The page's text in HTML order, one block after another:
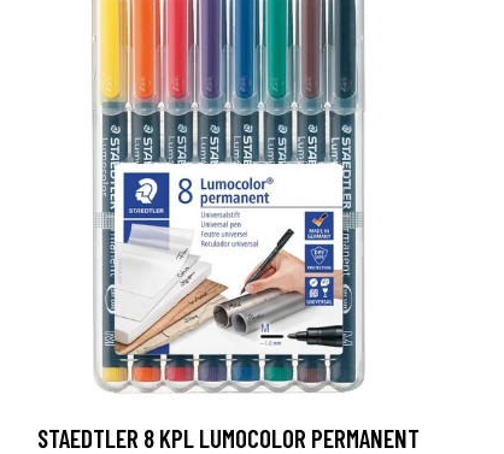
STAEDTLER 8 KPL LUMOCOLOR PERMANENT